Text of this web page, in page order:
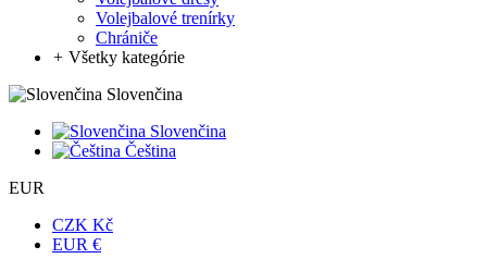
Volejbalové trenírky
Chrániče
+ Všetky kategórie
Slovenčina
Slovenčina
Čeština
EUR
CZK Kč
EUR €